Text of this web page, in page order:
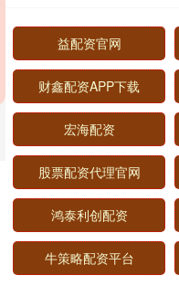
益配资官网
财鑫配资APP下载
宏海配资
股票配资代理官网
鸿泰利创配资
牛策略配资平台